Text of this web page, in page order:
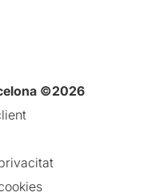
©2026